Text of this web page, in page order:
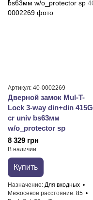
Артикул: 40-0002269
Дверной замок Mul-T-
Lock 3-way din+din 415G
cr univ bs63мм
w/o_protector sp
8 329 грн
В наличии
Купить
Назначение Для входных
Межосевое расстояние 85